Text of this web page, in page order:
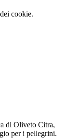
cookie.
di Oliveto Citra,
per i pellegrini.